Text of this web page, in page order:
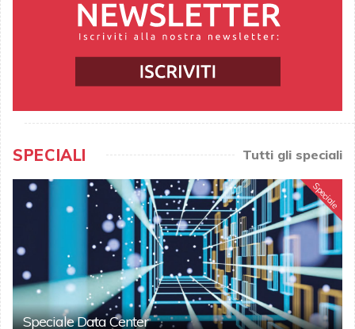
SPECIALI Tutti gli speciali
Speciale
Speciale Data Center